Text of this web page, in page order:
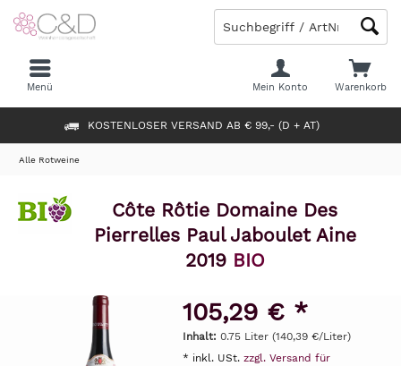
KOSTENLOSER VERSAND AB € 99,- (D + AT)
Warenkorb
Mein Konto
Menü
Alle Rotweine
Côte Rôtie Domaine Des
Pierrelles Paul Jaboulet Aine
2019 BIO
105,29 € *
Inhalt: 0.75 Liter (140,39 €/Liter)
* inkl. USt. zzgl. Versand für